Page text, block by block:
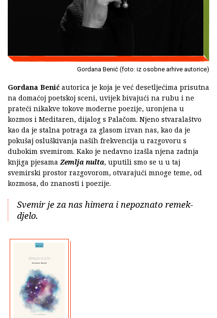
Gordana Benić (foto: iz osobne arhive autorice)
Gordana Benić autorica je koja je već desetljećima prisutna
na domaćoj poetskoj sceni, uvijek bivajući na rubu i ne
prateći nikakve tokove moderne poezije, uronjena u
kozmos i Meditaren, dijalog s Palačom. Njeno stvaralaštvo
kao da je stalna potraga za glasom izvan nas, kao da je
pokušaj osluškivanja naših frekvencija u razgovoru s
dubokim svemirom. Kako je nedavno izašla njena zadnja
knjiga pjesama Zemlja nulta, uputili smo se u u taj
svemirski prostor razgovorom, otvarajući mnoge teme, od
kozmosa, do znanosti i poezije.
Svemir je za nas himera i nepoznato remek-
djelo.